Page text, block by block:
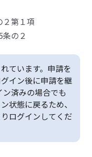
第１項
の２
ています。申請を
イン後に申請を継
済みの場合でも
状態に戻るため、
ログインしてくだ